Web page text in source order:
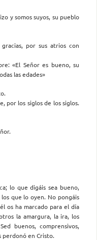
y somos suyos, su pueblo
por sus atrios con
«El Señor es bueno, su
las edades»
por los siglos de los siglos.
lo que digáis sea bueno,
que lo oyen. No pongáis
os ha marcado para el día
la amargura, la ira, los
buenos, comprensivos,
perdonó en Cristo.